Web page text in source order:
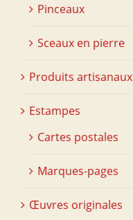
Pinceaux
Sceaux en pierre
Produits artisanaux
Estampes
Cartes postales
Marques-pages
Œuvres originales